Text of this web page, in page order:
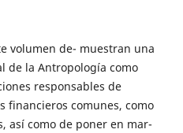
volumen de- muestran una
de la Antropología como
responsables de
financieros comunes, como
así como de poner en mar-